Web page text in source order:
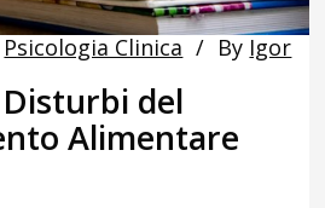
Psicologia Clinica By Igor
Disturbi del
Alimentare